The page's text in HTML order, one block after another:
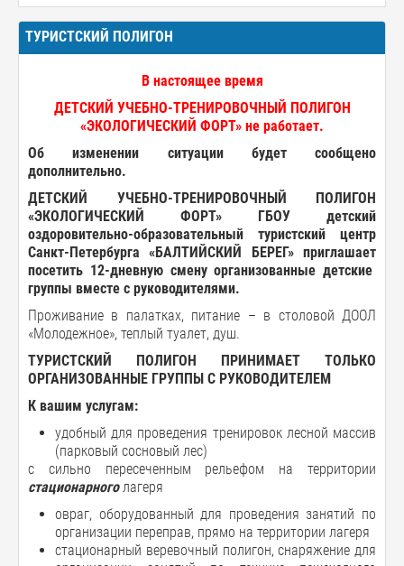
ТУРИСТСКИЙ ПОЛИГОН
В настоящее время
ДЕТСКИЙ УЧЕБНО-ТРЕНИРОВОЧНЫЙ ПОЛИГОН
«ЭКОЛОГИЧЕСКИЙ ФОРТ» не работает.
Об изменении ситуации будет сообщено
дополнительно.
ДЕТСКИЙ УЧЕБНО-ТРЕНИРОВОЧНЫЙ ПОЛИГОН
«ЭКОЛОГИЧЕСКИЙ ФОРТ» ГБОУ детский
оздоровительно-образовательный туристский
центр
Санкт-Петербурга «БАЛТИЙСКИЙ БЕРЕГ»приглашает
посетить 12-дневную смену организованные детские
группы вместе с руководителями.
Проживание в палатках, питание – в столовой ДООЛ
«Молодежное», теплый туалет, душ.
ТУРИСТСКИЙ ПОЛИГОН ПРИНИМАЕТ ТОЛЬКО
ОРГАНИЗОВАННЫЕ ГРУППЫ С РУКОВОДИТЕЛЕМ
К вашим услугам:
удобный для проведения тренировок лесной массив
(парковый сосновый лес)
с сильно пересеченным рельефом на территории
стационарноголагеря
овраг, оборудованный для проведения занятий по
организации переправ, прямо на территории лагеря
стационарный веревочный полигон, снаряжение для